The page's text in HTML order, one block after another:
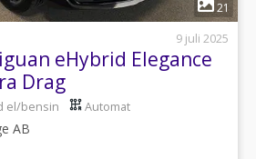
21
9 juli 2025
eHybrid Elegance
Drag
el/bensin Automat
AB